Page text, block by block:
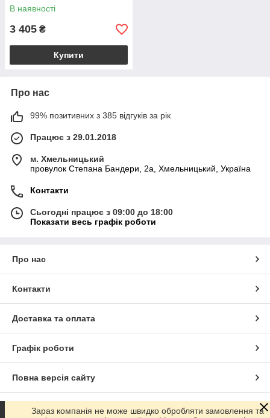
В наявності
3 405 ₴
Купити
Про нас
99% позитивних з 385 відгуків за рік
Працює з 29.01.2018
м. Хмельницький
провулок Степана Бандери, 2a, Хмельницький, Україна
Контакти
Сьогодні працює з 09:00 до 18:00
Показати весь графік роботи
Про нас
Контакти
Доставка та оплата
Графік роботи
Повна версія сайту
Сайт створено на маркетплейсіProm.ua
Зараз компанія не може швидко обробляти замовлення та